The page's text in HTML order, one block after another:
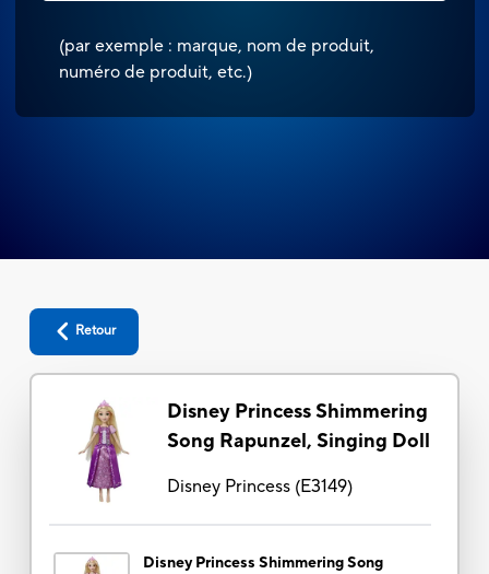
(par exemple : marque, nom de produit,
numéro de produit, etc.)
Retour
Disney Princess Shimmering
Song Rapunzel, Singing Doll
Disney Princess(E3149)
Disney Princess Shimmering Song